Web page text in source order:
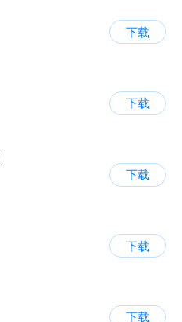
下载
下载
下载
下载
下载